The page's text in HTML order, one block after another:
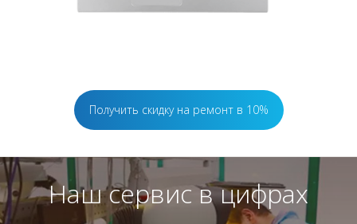
Получить скидку на ремонт в 10%
Наш сервис в цифрах